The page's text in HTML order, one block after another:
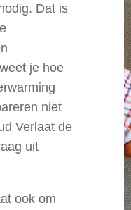
Dat is
je hoe
niet
Verlaat de
uit
ook om